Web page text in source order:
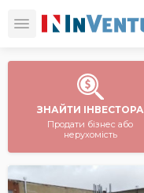
ЗНАЙТИ ІНВЕСТОРА
Продати бізнес або
нерухомість